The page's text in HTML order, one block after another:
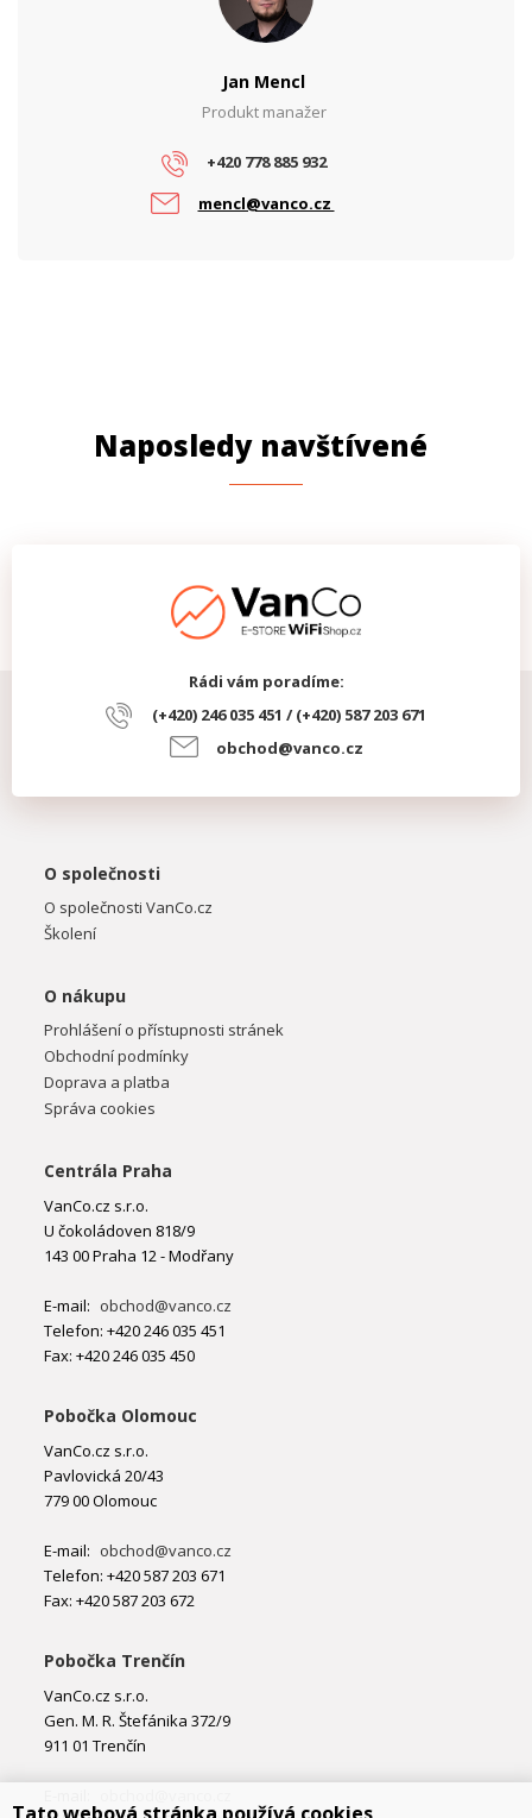
Jan Mencl
Produkt manažer
+420 778 885 932
mencl@vanco.cz
Naposledy navštívené
Rádi vám poradíme:
(+420) 246 035 451 / (+420) 587 203 671
obchod@vanco.cz
O společnosti
O společnosti VanCo.cz
Školení
O nákupu
Prohlášení o přístupnosti stránek
Obchodní podmínky
Doprava a platba
Správa cookies
Centrála Praha
VanCo.cz s.r.o.
U čokoládoven 818/9
143 00 Praha 12 - Modřany
E-mail: obchod@vanco.cz
Telefon: +420 246 035 451
Fax: +420 246 035 450
Pobočka Olomouc
VanCo.cz s.r.o.
Pavlovická 20/43
779 00 Olomouc
E-mail: obchod@vanco.cz
Telefon: +420 587 203 671
Fax: +420 587 203 672
Pobočka Trenčín
VanCo.cz s.r.o.
Gen. M. R. Štefánika 372/9
911 01 Trenčín